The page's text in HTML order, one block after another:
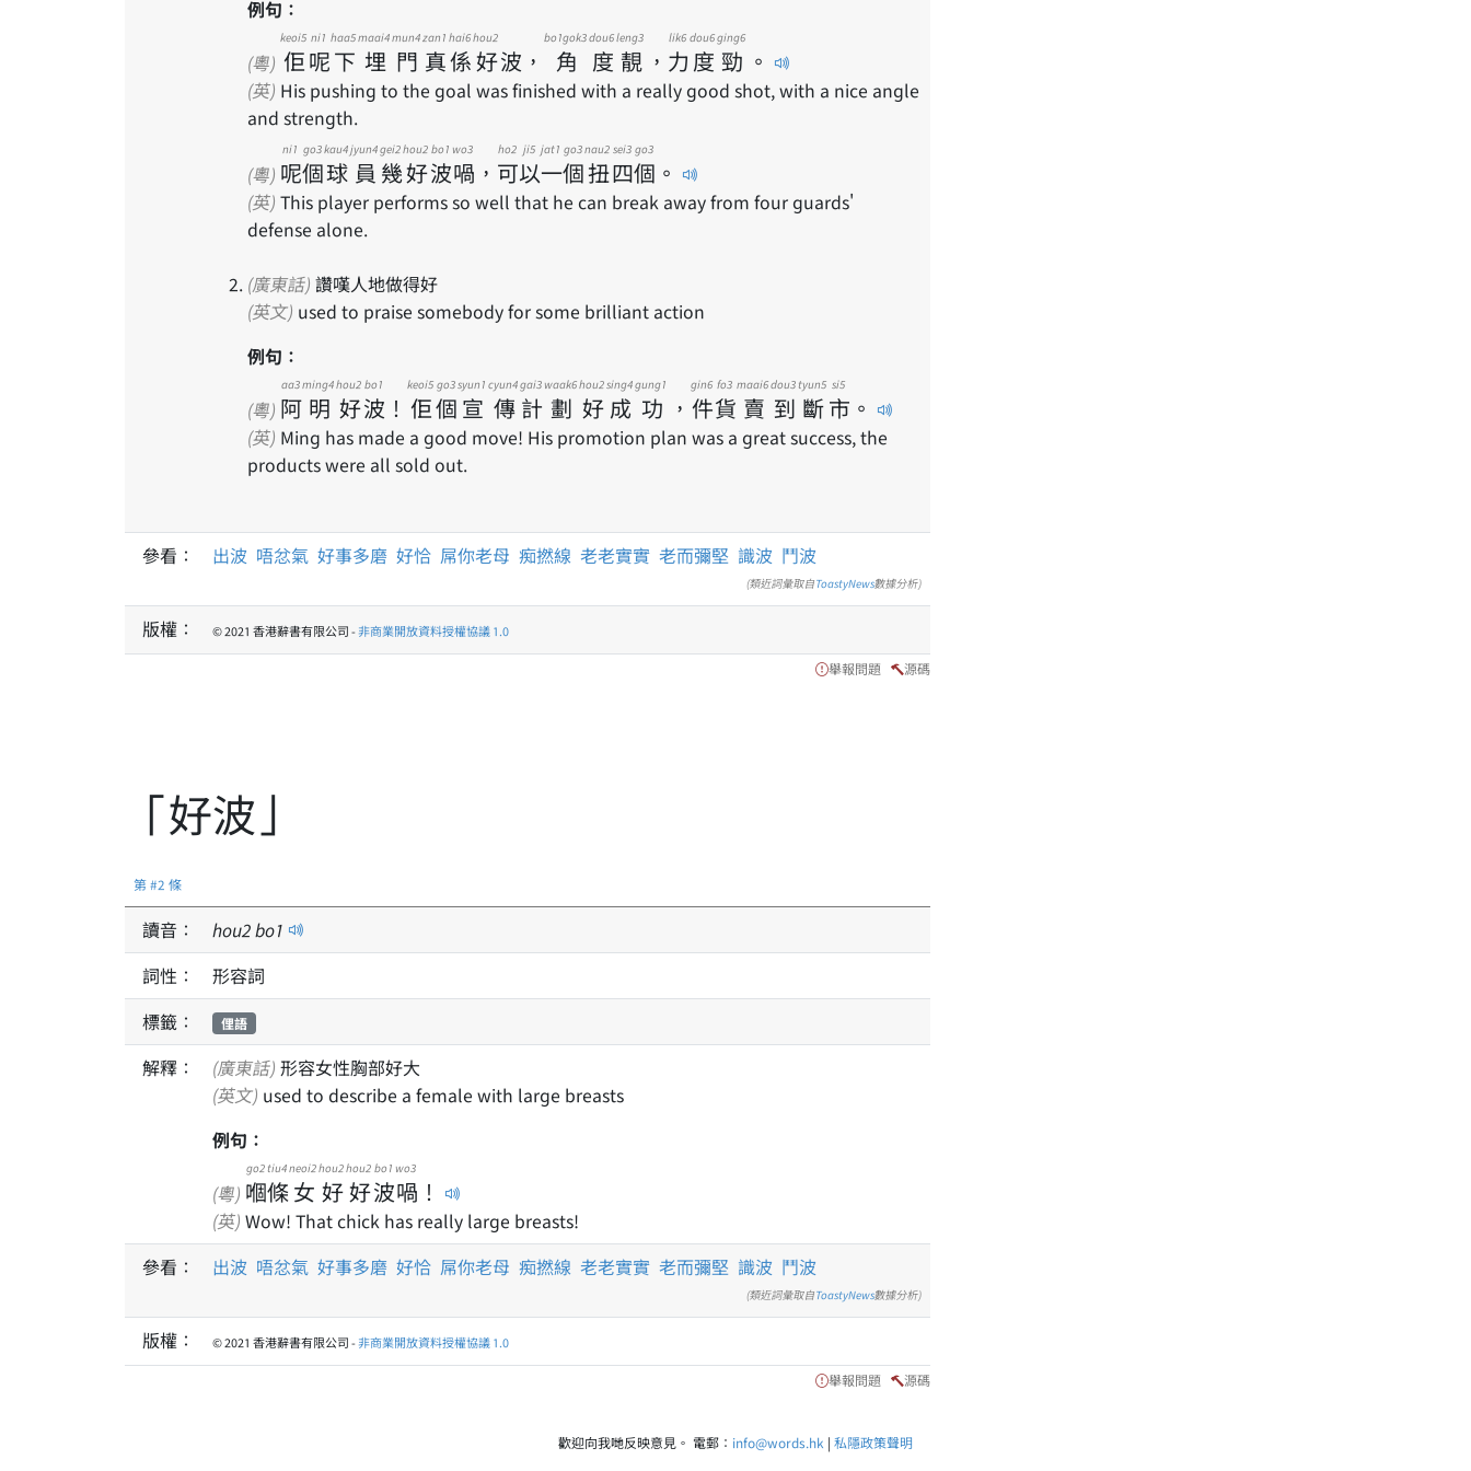
例句：
(粵) 佢
keoi5
呢
ni1
下
haa5
埋
maai4
門
mun4
真
zan1
係
hai6
好
hou2
波 ， 角
bo1gok3
度
dou6
靚
leng3
， 力
lik6
度
dou6
勁
ging6
。
(英) His pushing to the goal was finished with a really good shot, with a nice angle
and strength.
(粵) 呢
ni1
個
go3
球
kau4
員
jyun4
幾
gei2
好
hou2
波
bo1
喎
wo3
， 可
ho2
以
ji5
一
jat1
個
go3
扭
nau2
四
sei3
個
go3
。
(英) This player performs so well that he can break away from four guards'
defense alone.
(廣東話) 讚嘆人地做得好
(英文) used to praise somebody for some brilliant action
例句：
(粵) 阿
aa3
明
ming4
好
hou2
波
bo1
！ 佢
keoi5
個
go3
宣
syun1
傳
cyun4
計
gai3
劃
waak6
好
hou2
成
sing4
功
gung1
， 件
gin6
貨
fo3
賣
maai6
到
dou3
斷
tyun5
市
si5
。
(英) Ming has made a good move! His promotion plan was a great success, the
products were all sold out.
參看： 出波 唔忿氣 好事多磨 好恰 屌你老母 痴撚線 老老實實 老而彌堅 識波 鬥波
(類近詞彙取自ToastyNews數據分析)
版權： © 2021 香港辭書有限公司 -非商業開放資料授權協議 1.0
舉報問題 源碼
「好波」
第 #2 條
讀音： hou2bo1
詞性：
形容詞
標籤：
俚語
解釋： (廣東話) 形容女性胸部好大
(英文) used to describe a female with large breasts
例句：
(粵) 嗰
go2
條
tiu4
女
neoi2
好
hou2
好
hou2
波
bo1
喎
wo3
！
(英) Wow! That chick has really large breasts!
參看：
出波 唔忿氣 好事多磨 好恰 屌你老母 痴撚線 老老實實 老而彌堅 識波 鬥波
(類近詞彙取自ToastyNews數據分析)
版權： © 2021 香港辭書有限公司 -非商業開放資料授權協議 1.0
舉報問題 源碼
歡迎向我哋反映意見。 電郵： info@words.hk | 私隱政策聲明